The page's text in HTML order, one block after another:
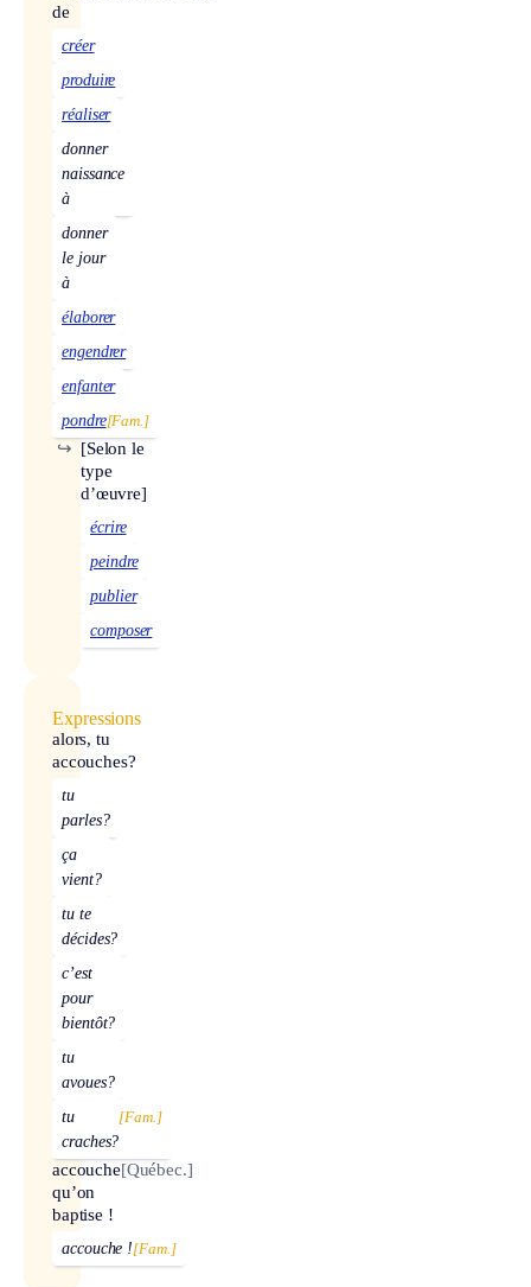
de
créer
produire
réaliser
donner
naissance
à
donner
le jour
à
élaborer
engendrer
enfanter
pondre[Fam.]
[Selon le
type
d’œuvre]
↪
écrire
peindre
publier
composer
Expressions
alors, tu
accouches?
tu
parles?
ça
vient?
tu te
décides?
c’est
pour
bientôt?
tu
avoues?
tu
craches?
[Fam.]
accouche
qu’on
baptise !
[Québec.]
accouche ![Fam.]